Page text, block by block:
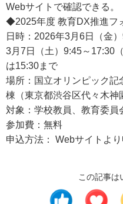
Webサイトで確認できる。
◆2025年度 教育DX推進フ
日時：2026年3月6日（金
3月7日（土）9:45～17:30
は15:30まで
場所：国立オリンピック
棟（東京都渋谷区代々木神
対象：学校教員、教育委員
参加費：無料
申込方法： Webサイトよ
この記事は